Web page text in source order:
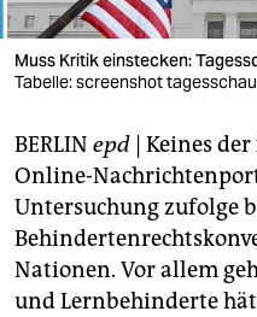
verlag
veranstaltungen
fragen & hilfe
unterstützen
abo
genossenschaft
Muss Kritik einstecken:
Tabelle: screenshot
BERLIN epd | Keines
Online-
Untersuchung zufolge
Nationen. Vor allem
und Lernbehinderte